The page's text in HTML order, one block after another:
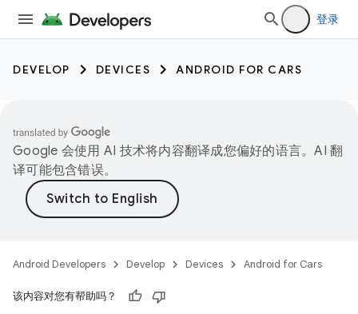
登录
DEVELOP DEVICES ANDROID FOR CARS
Google 会使用 AI 技术将内容翻译成您偏好的语言。AI 翻
译可能包含错误。
Android Developers Develop Devices Android for Cars
该内容对您有帮助吗？